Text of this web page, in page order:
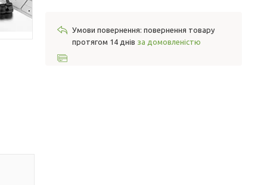
повернення товару
протягом 14 днів за домовленістю